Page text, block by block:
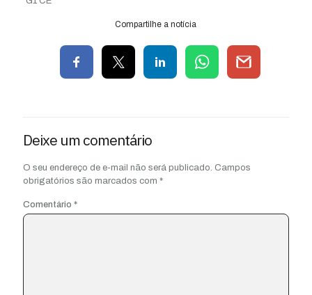
Compartilhe a notícia
Deixe um comentário
O seu endereço de e-mail não será publicado. Campos
obrigatórios são marcados com *
Comentário *